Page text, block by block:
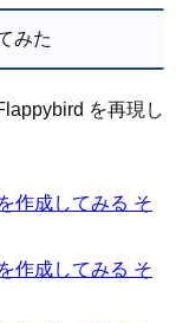
みた
を再現し
作成してみる そ
作成してみる そ